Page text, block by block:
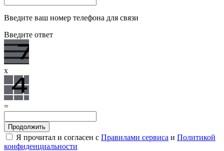
Введите ваш номер телефона для связи
Введите ответ
x
=
Я прочитал и согласен с Правилами сервиса и Политикой
конфиденциальности